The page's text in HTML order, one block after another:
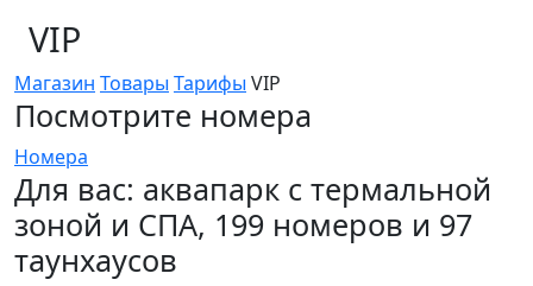
VIP
Магазин Товары Тарифы VIP
Посмотрите номера
Номера
Для вас: аквапарк с термальной
зоной и СПА, 199 номеров и 97
таунхаусов